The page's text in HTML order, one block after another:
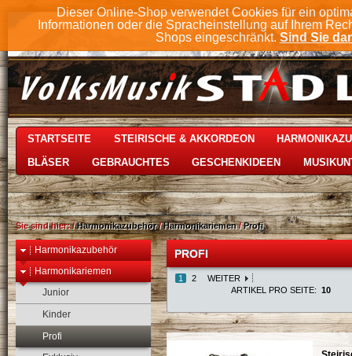
Dieser Online-Shop verwendet Cookies für ein
Informationen oder die Spracheinstellung auf Ihrem
Shops eingeschränkt. Sind Sie
STARTSEITE STEIRISCHE & AKKORDEON
BLÄSER GEBRAUCHTES GESCHENKIDEEN
Sie sind hier:/Harmonikazubehör/Harmonikariemen/Profi
Harmonikazubehör
Harmonikariemen
Junior
Kinder
Profi
PROFI
1 2
WEITER
ARTIKEL PRO SEITE: 10